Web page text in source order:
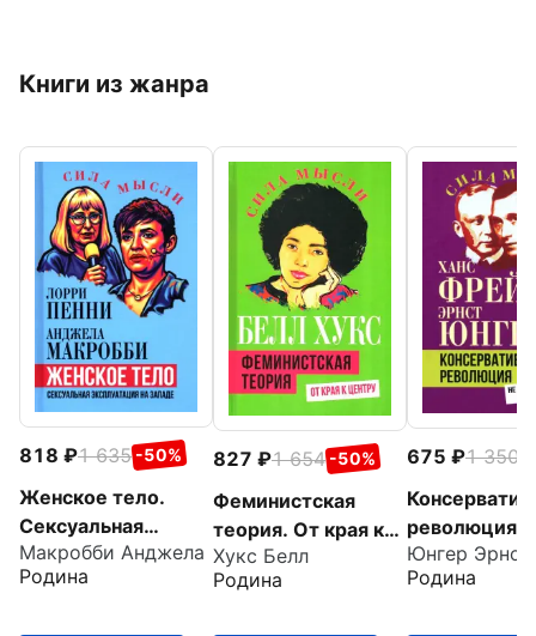
Книги из жанра
818 1 635 -50%
Женское тело.
Сексуальная
эксплуатация на
Западе
Макробби Анджела
Родина
827 1 654 -50%
Феминистская
теория. От края к
центру
Хукс Белл
Родина
675 1 350
революция.
изменяя
изменить все
Юнгер Эрнст
Родина